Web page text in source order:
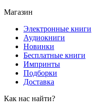
Магазин
Электронные книги
Аудиокниги
Новинки
Бесплатные книги
Импринты
Подборки
Доставка
Как нас найти?